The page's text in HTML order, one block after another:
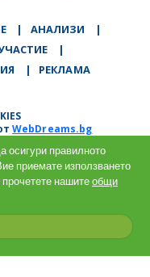
| АНАЛИЗИ
|
|
| РЕКЛАМА
WebDreams.bg
осигури правилното
приемате използването
нашитеобщи